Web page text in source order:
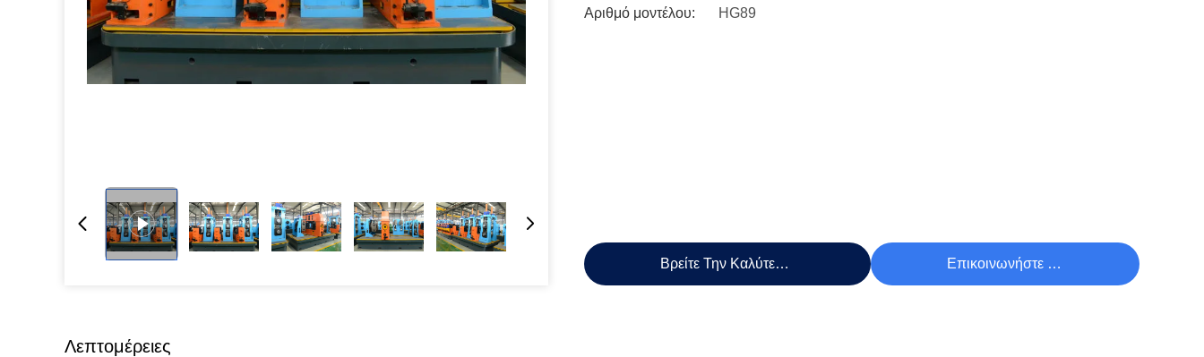
Αριθμό μοντέλου: HG89
Βρείτε Την Καλύτερη Τιμή Επικοινωνήστε Τώρα
Λεπτομέρειες